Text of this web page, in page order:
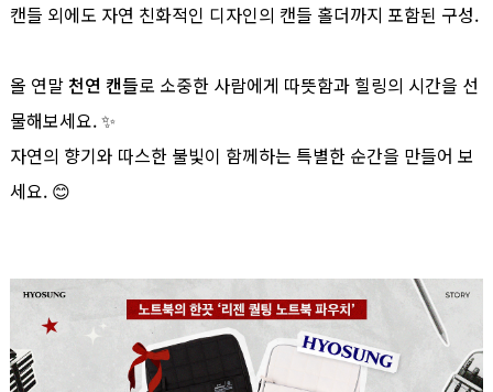
캔들 외에도 자연 친화적인 디자인의 캔들 홀더까지 포함된 구성.
올 연말 천연 캔들로 소중한 사람에게 따뜻함과 힐링의 시간을 선
물해보세요. ✨
자연의 향기와 따스한 불빛이 함께하는 특별한 순간을 만들어 보
세요. 😊